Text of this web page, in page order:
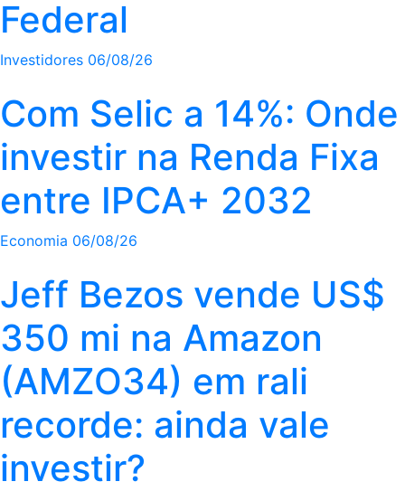
Federal
Investidores 06/08/26
Com Selic a 14%: Onde
investir na Renda Fixa
entre IPCA+ 2032
Economia 06/08/26
Jeff Bezos vende US$
350 mi na Amazon
(AMZO34) em rali
recorde: ainda vale
investir?